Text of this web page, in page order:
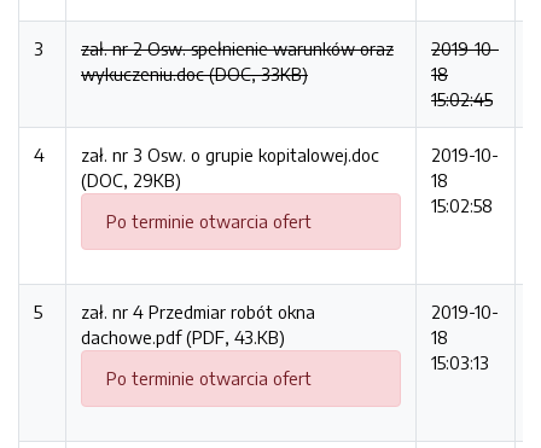
3
zał. nr 2 Osw. spełnienie warunków oraz
wykuczeniu.doc (DOC, 33KB)
2019-10-
18
15:02:45
4
zał. nr 3 Osw. o grupie kopitalowej.doc
(DOC, 29KB)
Po terminie otwarcia ofert
2019-10-
18
15:02:58
5
zał. nr 4 Przedmiar robót okna
dachowe.pdf (PDF, 43.KB)
Po terminie otwarcia ofert
2019-10-
18
15:03:13